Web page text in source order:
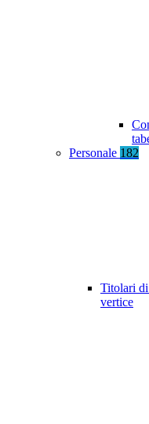
Personale 182
Titolari
vertice